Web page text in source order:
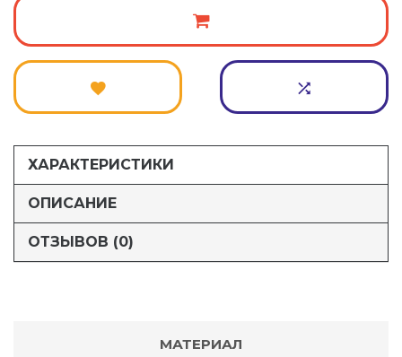
ХАРАКТЕРИСТИКИ
ОПИСАНИЕ
ОТЗЫВОВ (0)
МАТЕРИАЛ